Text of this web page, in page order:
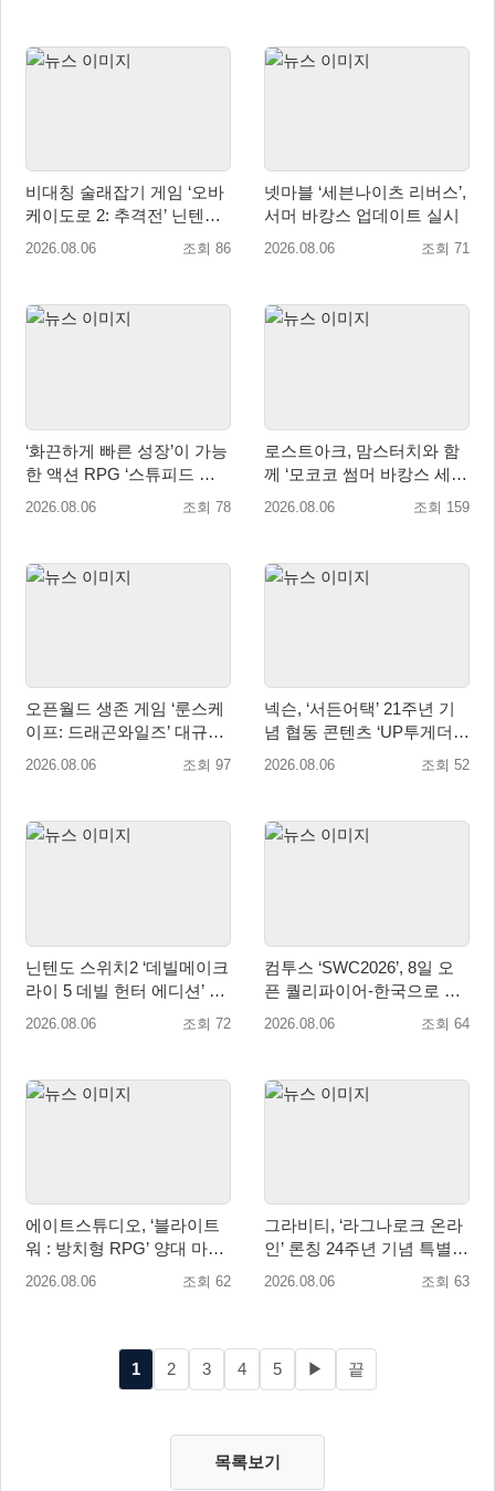
비대칭 술래잡기 게임 ‘오바
케이도로 2: 추격전’ 닌텐도
eShop 출시
2026.08.06 조회 86
넷마블 ‘세븐나이츠 리버스’,
서머 바캉스 업데이트 실시
2026.08.06 조회 71
‘화끈하게 빠른 성장’이 가능
한 액션 RPG ‘스튜피드 네
버 다이즈’ 패키지판 예약판
2026.08.06 조회 78
로스트아크, 맘스터치와 함
께 ‘모코코 썸머 바캉스 세
트’ 출시
2026.08.06 조회 159
오픈월드 생존 게임 ‘룬스케
이프: 드래곤와일즈’ 대규모
유저 편의성 개선 및 사이드
2026.08.06 조회 97
넥슨, ‘서든어택’ 21주년 기
념 협동 콘텐츠 ‘UP투게더’
업데이트
2026.08.06 조회 52
닌텐도 스위치2 ‘데빌메이크
라이 5 데빌 헌터 에디션’ 패
키지 제품 8월 7일 예약판매
2026.08.06 조회 72
컴투스 ‘SWC2026’, 8일 오
픈 퀄리파이어-한국으로 시
즌 개막!
2026.08.06 조회 64
에이트스튜디오, ‘블라이트
워 : 방치형 RPG’ 양대 마켓
인기 순위 1위 달성
2026.08.06 조회 62
그라비티, ‘라그나로크 온라
인’ 론칭 24주년 기념 특별
감사 축제 실시!
2026.08.06 조회 63
1 2 3 4 5 ▶ 끝
목록보기